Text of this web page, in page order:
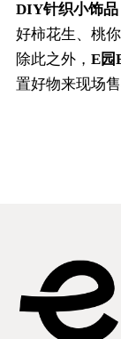
DIY针织小饰品
好柿花生、桃
除此之外， E园
置好物来现场售